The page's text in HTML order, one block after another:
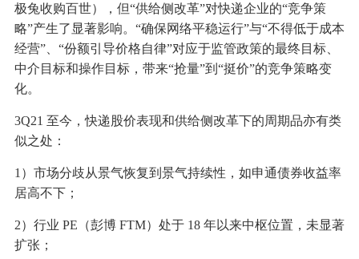
极兔收购百世），但“供给侧改革”对快递企业的“竞争策
略”产生了显著影响。“确保网络平稳运行”与“不得低于成本
经营”、“份额引导价格自律”对应于监管政策的最终目标、
中介目标和操作目标，带来“抢量”到“挺价”的竞争策略变
化。
3Q21 至今，快递股价表现和供给侧改革下的周期品亦有类
似之处：
1）市场分歧从景气恢复到景气持续性，如申通债券收益率
居高不下；
2）行业 PE（彭博 FTM）处于 18 年以来中枢位置，未显著
扩张；